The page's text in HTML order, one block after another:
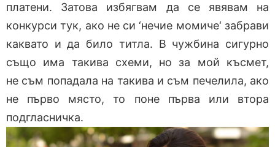
платени. Затова избягвам да се явявам на
конкурси тук, ако не си ‘нечие момиче‘ забрави
каквато и да било титла. В чужбина сигурно
също има такива схеми, но за мой късмет,
не съм попадала на такива и съм печелила, ако
не първо място, то поне първа или втора
подгласничка.